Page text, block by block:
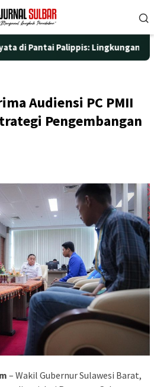
Palippis: Lingkungan dan
Audiensi PC PMII
Pengembangan
– Wakil Gubernur Sulawesi Barat,